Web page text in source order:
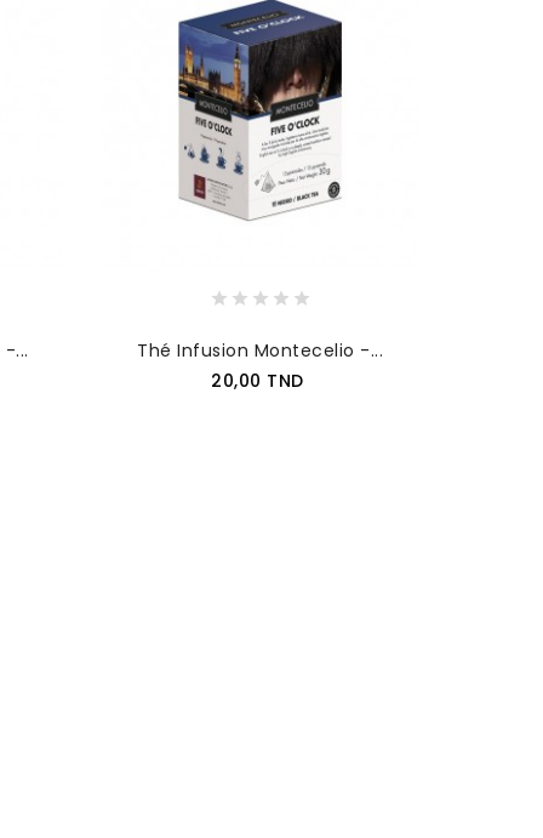
...
Thé Infusion Montecelio -...
Prix
20,00 TND
AJOUTER AU PANIER